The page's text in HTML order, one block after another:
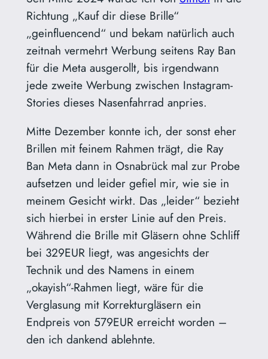
Richtung „Kauf dir diese Brille“
„geinfluencend“ und bekam natürlich auch
zeitnah vermehrt Werbung seitens Ray Ban
für die Meta ausgerollt, bis irgendwann
jede zweite Werbung zwischen Instagram-
Stories dieses Nasenfahrrad anpries.
Mitte Dezember konnte ich, der sonst eher
Brillen mit feinem Rahmen trägt, die Ray
Ban Meta dann in Osnabrück mal zur Probe
aufsetzen und leider gefiel mir, wie sie in
meinem Gesicht wirkt. Das „leider“ bezieht
sich hierbei in erster Linie auf den Preis.
Während die Brille mit Gläsern ohne Schliff
bei 329EUR liegt, was angesichts der
Technik und des Namens in einem
„okayish“-Rahmen liegt, wäre für die
Verglasung mit Korrekturgläsern ein
Endpreis von 579EUR erreicht worden –
den ich dankend ablehnte.